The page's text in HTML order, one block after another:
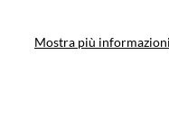
Mostra più informazioni